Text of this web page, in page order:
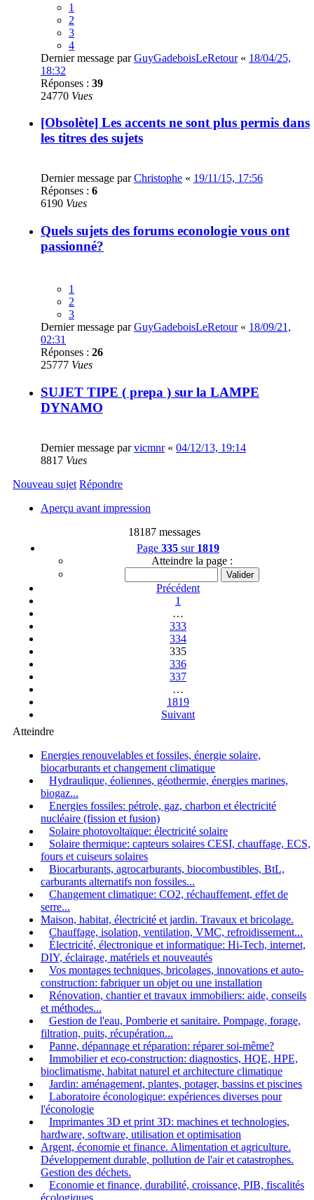
1
2
3
4
Dernier message parGuyGadeboisLeRetour« 18/04/25,
18:32
Réponses : 39
24770 Vues
[Obsolète] Les accents ne sont plus permis dans
les titres des sujets
Dernier message parChristophe « 19/11/15, 17:56
Réponses : 6
6190 Vues
Quels sujets des forums econologie vous ont
passionné?
1
2
3
Dernier message parGuyGadeboisLeRetour« 18/09/21,
02:31
Réponses : 26
25777 Vues
SUJET TIPE ( prepa ) sur la LAMPE
DYNAMO
Dernier message parvicmnr« 04/12/13, 19:14
8817 Vues
Nouveau sujet Répondre
Aperçu avant impression
18187 messages
Page 335 sur 1819
Atteindre la page :
Précédent
1
…
333
334
335
336
337
…
1819
Suivant
Atteindre
Energies renouvelables et fossiles, énergie solaire,
biocarburants et changement climatique
Hydraulique, éoliennes, géothermie, énergies marines,
biogaz...
Energies fossiles: pétrole, gaz, charbon et électricité
nucléaire (fission et fusion)
Solaire photovoltaïque: électricité solaire
Solaire thermique: capteurs solaires CESI, chauffage, ECS,
fours et cuiseurs solaires
Biocarburants, agrocarburants, biocombustibles, BtL,
carburants alternatifs non fossiles...
Changement climatique: CO2, réchauffement, effet de
serre...
Maison, habitat, électricité et jardin. Travaux et bricolage.
Chauffage, isolation, ventilation, VMC, refroidissement...
Électricité, électronique et informatique: Hi-Tech, internet,
DIY, éclairage, matériels et nouveautés
Vos montages techniques, bricolages, innovations et auto-
construction: fabriquer un objet ou une installation
Rénovation, chantier et travaux immobiliers: aide, conseils
et méthodes...
Gestion de l'eau, Pomberie et sanitaire. Pompage, forage,
filtration, puits, récupération...
Panne, dépannage et réparation: réparer soi-même?
Immobilier et eco-construction: diagnostics, HQE, HPE,
bioclimatisme, habitat naturel et architecture climatique
Jardin: aménagement, plantes, potager, bassins et piscines
Laboratoire éconologique: expériences diverses pour
l'éconologie
Imprimantes 3D et print 3D: machines et technologies,
hardware, software, utilisation et optimisation
Argent, économie et finance. Alimentation et agriculture.
Développement durable, pollution de l'air et catastrophes.
Gestion des déchets.
Economie et finance, durabilité, croissance, PIB, fiscalités
écologiques